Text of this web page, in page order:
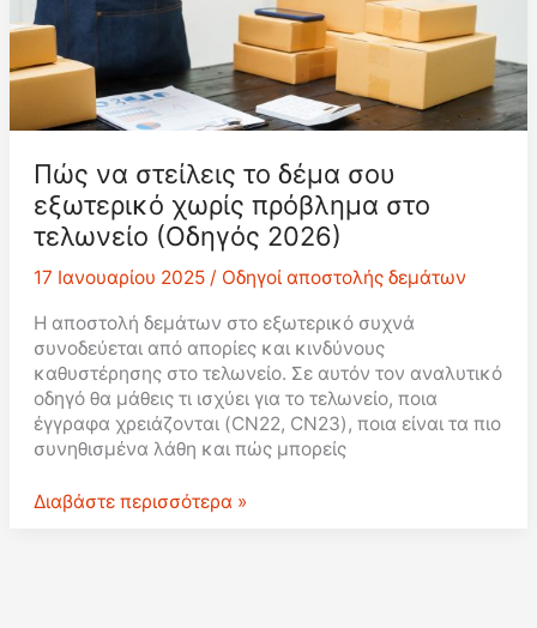
Πώς να στείλεις το δέμα σου
εξωτερικό χωρίς πρόβλημα στο
τελωνείο (Οδηγός 2026)
17 Ιανουαρίου 2025 / Οδηγοί αποστολής δεμάτων
Η αποστολή δεμάτων στο εξωτερικό συχνά
συνοδεύεται από απορίες και κινδύνους
καθυστέρησης στο τελωνείο. Σε αυτόν τον αναλυτικό
οδηγό θα μάθεις τι ισχύει για το τελωνείο, ποια
έγγραφα χρειάζονται (CN22, CN23), ποια είναι τα πιο
συνηθισμένα λάθη και πώς μπορείς
Πώς
Διαβάστε περισσότερα »